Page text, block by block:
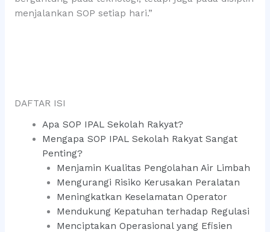
menjalankan SOP setiap hari.”
DAFTAR ISI
Apa SOP IPAL Sekolah Rakyat?
Mengapa SOP IPAL Sekolah Rakyat Sangat
Penting?
Menjamin Kualitas Pengolahan Air Limbah
Mengurangi Risiko Kerusakan Peralatan
Meningkatkan Keselamatan Operator
Mendukung Kepatuhan terhadap Regulasi
Menciptakan Operasional yang Efisien